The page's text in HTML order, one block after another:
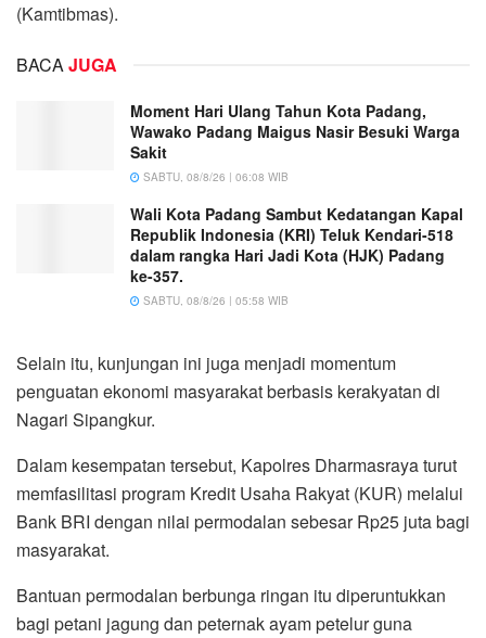
(Kamtibmas).
BACAJUGA
Moment Hari Ulang Tahun Kota Padang,
Wawako Padang Maigus Nasir Besuki Warga
Sakit
SABTU, 08/8/26 | 06:08 WIB
Wali Kota Padang Sambut Kedatangan Kapal
Republik Indonesia (KRI) Teluk Kendari-518
dalam rangka Hari Jadi Kota (HJK) Padang
ke-357.
SABTU, 08/8/26 | 05:58 WIB
Selain itu, kunjungan ini juga menjadi momentum
penguatan ekonomi masyarakat berbasis kerakyatan di
Nagari Sipangkur.
Dalam kesempatan tersebut, Kapolres Dharmasraya turut
memfasilitasi program Kredit Usaha Rakyat (KUR) melalui
Bank BRI dengan nilai permodalan sebesar Rp25 juta bagi
masyarakat.
Bantuan permodalan berbunga ringan itu diperuntukkan
bagi petani jagung dan peternak ayam petelur guna